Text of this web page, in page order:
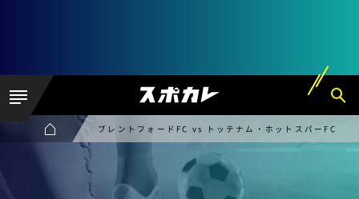
ブレントフォードFC vs トッテナム・ホットスパーFC